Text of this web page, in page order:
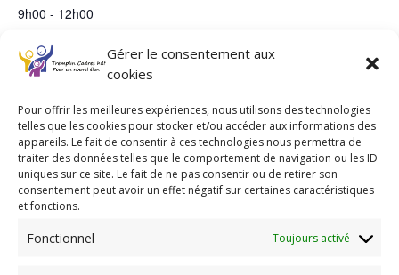
Gérer le consentement aux
cookies
Pour offrir les meilleures expériences, nous utilisons des technologies
telles que les cookies pour stocker et/ou accéder aux informations des
appareils. Le fait de consentir à ces technologies nous permettra de
traiter des données telles que le comportement de navigation ou les ID
uniques sur ce site. Le fait de ne pas consentir ou de retirer son
consentement peut avoir un effet négatif sur certaines caractéristiques
et fonctions.
Fonctionnel Toujours activé
9h00 - 12h00
Gratuit